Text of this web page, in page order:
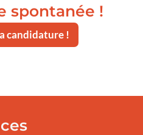
spontanée !
candidature !